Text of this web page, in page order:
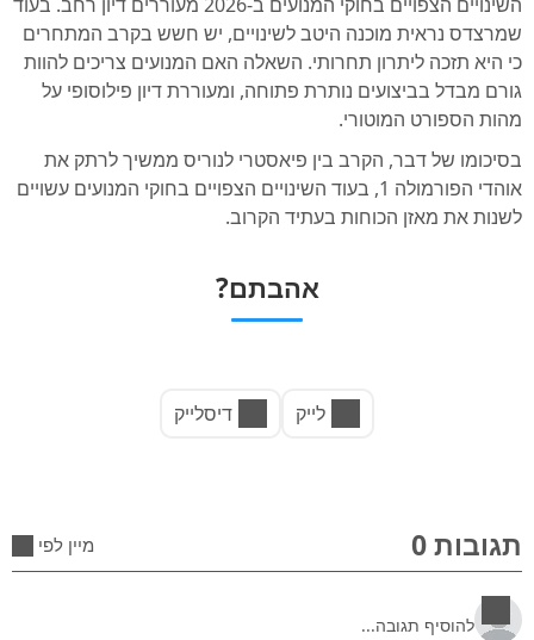
שמרצדס נראית מוכנה היטב לשינויים, יש חשש בקרב המתחרים
כי היא תזכה ליתרון תחרותי. השאלה האם המנועים צריכים להוות
גורם מבדל בביצועים נותרת פתוחה, ומעוררת דיון פילוסופי על
מהות הספורט המוטורי.
בסיכומו של דבר, הקרב בין פיאסטרי לנוריס ממשיך לרתק את
אוהדי הפורמולה 1, בעוד השינויים הצפויים בחוקי המנועים עשויים
לשנות את מאזן הכוחות בעתיד הקרוב.
אהבתם?
לייק דיסלייק
תגובות 0 מיין לפי